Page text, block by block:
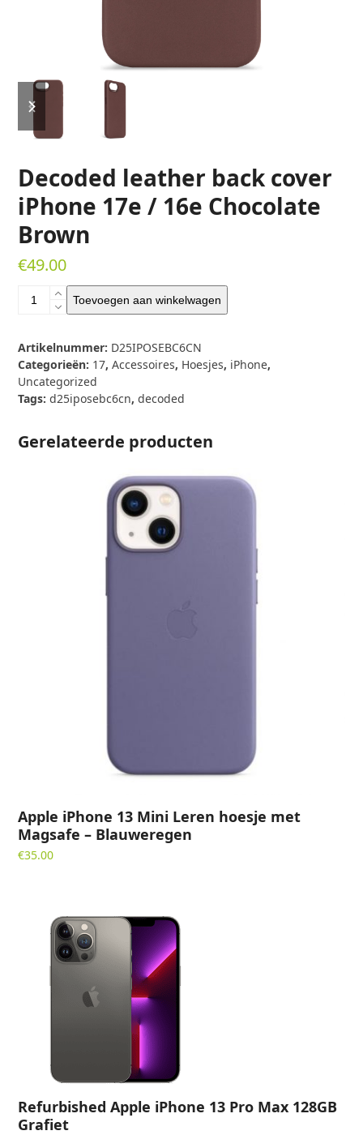
previous
slide
next
slide
Decoded leather back cover
iPhone 17e / 16e Chocolate
Brown
€49.00
Decoded
leather
cover
iPhone
17e
/
Brown
Toevoegen aan winkelwagen
Artikelnummer: D25IPOSEBC6CN
Categorieën: 17,Accessoires, Hoesjes, iPhone,
Uncategorized
Tags:d25iposebc6cn,decoded
Gerelateerde producten
Apple iPhone 13 Mini Leren hoesje met
Magsafe – Blauweregen
€35.00
Refurbished Apple iPhone 13 Pro Max 128GB
Grafiet